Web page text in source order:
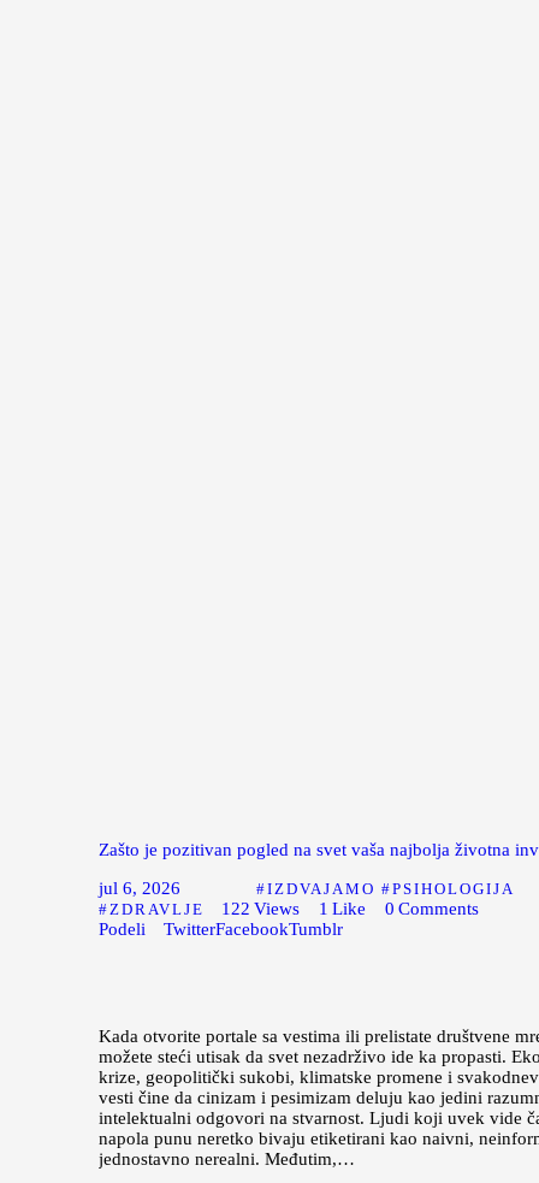
Zašto je pozitivan pogled na svet vaša najbolja životna
jul 6, 2026
IZDVAJAMO
PSIHOLOGIJA
ZDRAVLJE
122 Views 1 Like 0 Comments
Podeli
TwitterFacebookTumblr
Kada otvorite portale sa vestima ili prelistate društvene
možete steći utisak da svet nezadrživo ide ka propasti.
krize, geopolitički sukobi, klimatske promene i
vesti čine da cinizam i pesimizam deluju kao jedini
intelektualni odgovori na stvarnost. Ljudi koji uvek vide
napola punu neretko bivaju etiketirani kao naivni,
jednostavno nerealni. Međutim,…